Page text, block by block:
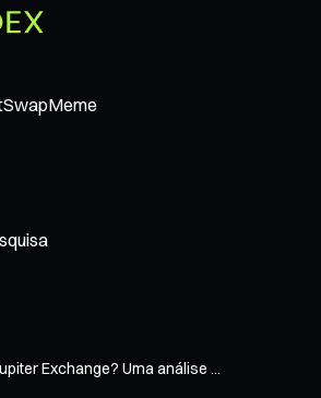
SwapMeme
Exchange? Uma análise ...